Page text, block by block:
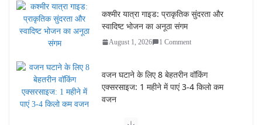
कश्मीर यात्रा गाइड: प्राकृतिक सुंदरता और
स्वादिष्ट भोजन का अनूठा संगम
August 1, 2026 1 Comment
वजन घटाने के लिए 8 बेहतरीन वॉकिंग
एक्सरसाइज: 1 महीने में पाएं 3-4 किलो कम
वजन